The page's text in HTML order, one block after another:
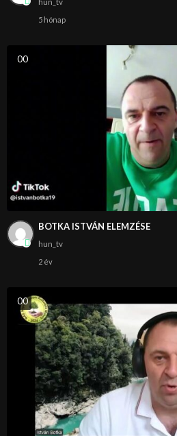
5 hónap
00
BOTKA ISTVÁN ELEMZÉSE
hun_tv
2 év
00